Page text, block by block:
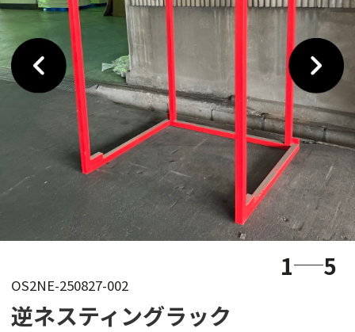
1 5
OS2NE-250827-002
逆ネスティングラック